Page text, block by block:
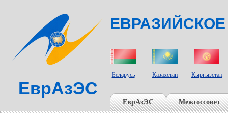
ЕврАзЭС
Беларусь Казахстан Кыргызстан
ЕврАзЭС Межгоссовет